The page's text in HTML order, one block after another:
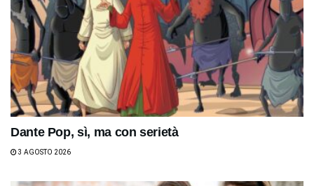
Dante Pop, sì, ma con serietà
3 AGOSTO 2026